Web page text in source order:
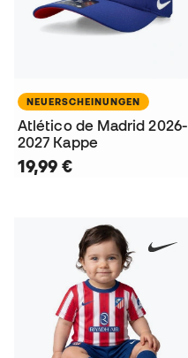
NEUERSCHEINUNGEN
Atlético de Madrid 2026-
2027 Kappe
19,99 €